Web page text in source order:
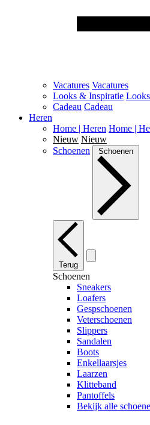
Vacatures Vacatures
Looks & Inspiratie
Cadeau Cadeau
Heren
Home | Heren Home |
Nieuw Nieuw
Schoenen
Schoenen
Terug
Schoenen
Sneakers
Loafers
Gespschoenen
Veterschoenen
Slippers
Sandalen
Boots
Enkellaarsjes
Laarzen
Klitteband
Pantoffels
Bekijk alle